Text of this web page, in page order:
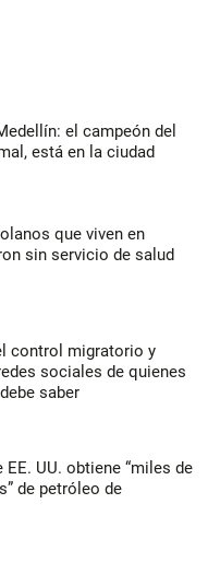
el campeón del
está en la ciudad
que viven en
sin servicio de salud
control migratorio y
sociales de quienes
saber
EE. UU. obtiene “miles de
de petróleo de